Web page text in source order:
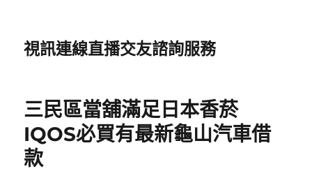
視訊連線直播交友諮詢服務
三民區當舖滿足日本香菸
IQOS必買有最新龜山汽車借
款